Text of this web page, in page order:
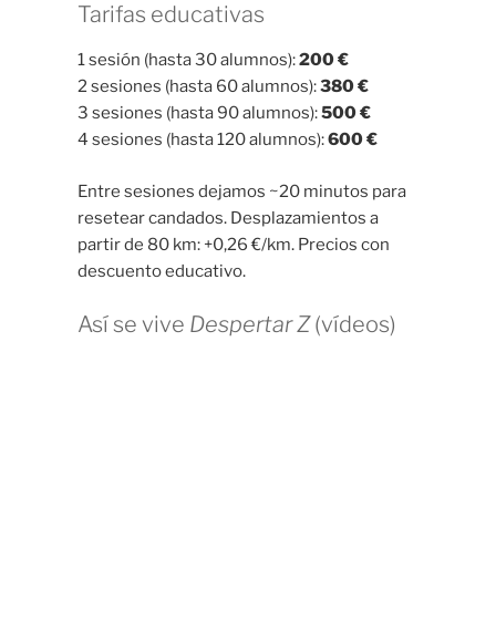
Tarifas educativas
1 sesión (hasta 30 alumnos):200 €
2 sesiones (hasta 60 alumnos):380 €
3 sesiones (hasta 90 alumnos):500 €
4 sesiones (hasta 120 alumnos):600 €
Entre sesiones dejamos ~20 minutos para
resetear candados. Desplazamientos a
partir de 80 km: +0,26 €/km. Precios con
descuento educativo.
Así se vive Despertar Z(vídeos)